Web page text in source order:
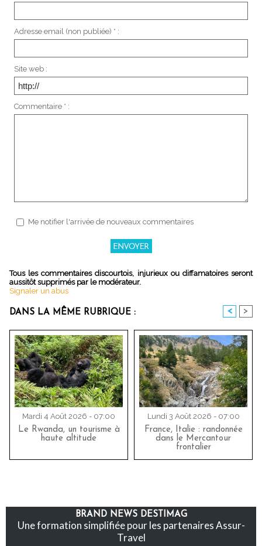
Adresse email (non publiée) * :
Site web :
Commentaire * :
Me notifier l'arrivée de nouveaux commentaires
Tous les commentaires discourtois, injurieux ou diffamatoires seront
aussitôt supprimés par le modérateur.
Signaler un abus
DANS LA MÊME RUBRIQUE : < >
Mardi 4 Août 2026 - 07:00
Le Rwanda, un tourisme à
haute altitude
Lundi 3 Août 2026 - 07:00
France, Italie : randonnée
dans le Mercantour
frontalier
BRAND NEWS DESTIMAG
Une formation simplifiée pour les partenaires Assur-
Travel